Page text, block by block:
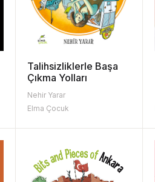
Talihsizliklerle Başa
Çıkma Yolları
Nehir Yarar
Elma Çocuk